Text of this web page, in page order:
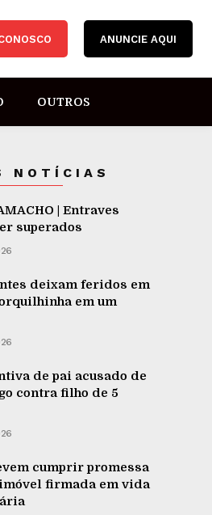
ANUNCIE AQUI
OUTROS
NOTÍCIAS
| Entraves
superados
deixam feridos em
em um
de pai acusado de
contra filho de 5
cumprir promessa
firmada em vida